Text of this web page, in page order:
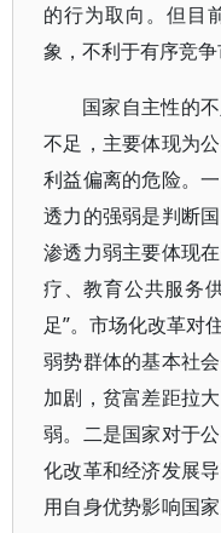
的行为取向。但目
象，不利于有序竞争
国家自主性的
不足，主要体现为
利益偏离的危险。
透力的强弱是判断
渗透力弱主要体现
疗、教育公共服务
足”。市场化改革对
弱势群体的基本社
加剧，贫富差距拉
弱。二是国家对于
化改革和经济发展
用自身优势影响国